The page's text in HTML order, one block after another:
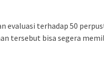
evaluasi terhadap 50
tersebut bisa segera